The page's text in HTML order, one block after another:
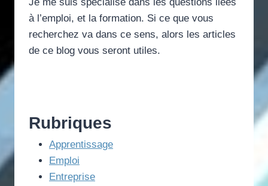
à l’emploi, et la formation. Si ce que vous
recherchez va dans ce sens, alors les articles
de ce blog vous seront utiles.
Rubriques
Apprentissage
Emploi
Entreprise